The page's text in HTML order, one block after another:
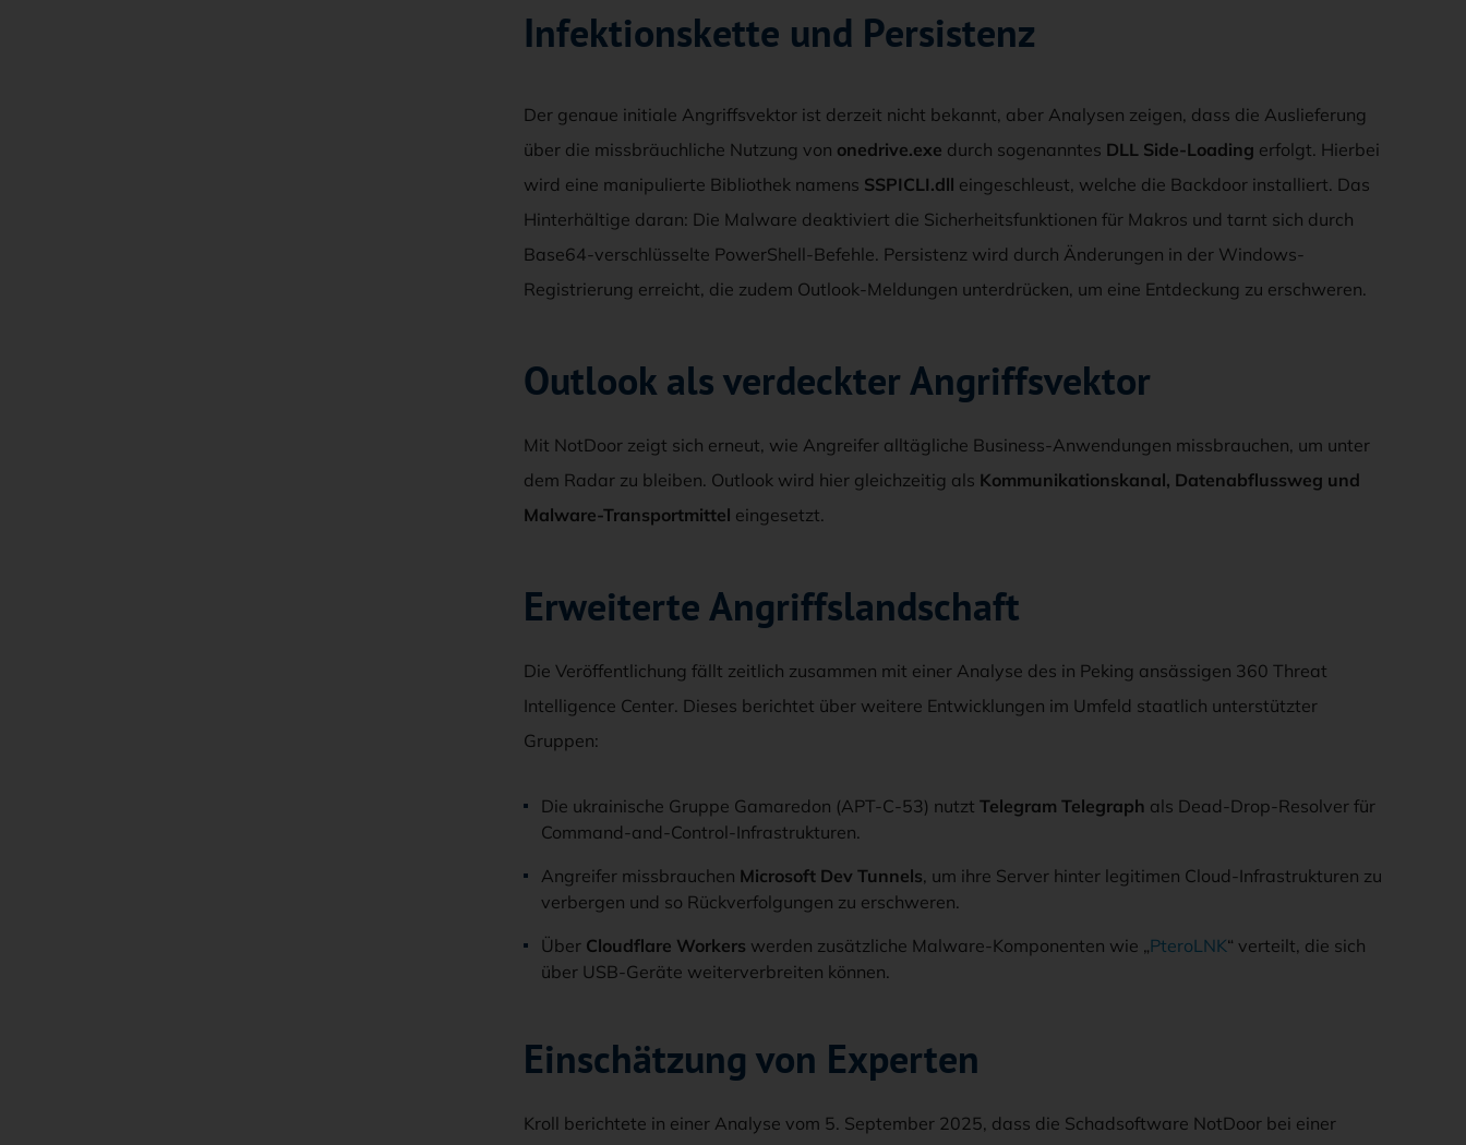
Infektionskette und Persistenz
Der genaue initiale Angriffsvektor ist derzeit nicht bekannt, aber Analysen zeigen, dass die Auslieferung
über die missbräuchliche Nutzung von onedrive.exe durch sogenanntes DLL Side-Loading erfolgt. Hierbei
wird eine manipulierte Bibliothek namens SSPICLI.dll eingeschleust, welche die Backdoor installiert. Das
Hinterhältige daran: Die Malware deaktiviert die Sicherheitsfunktionen für Makros und tarnt sich durch
Base64-verschlüsselte PowerShell-Befehle. Persistenz wird durch Änderungen in der Windows-
Registrierung erreicht, die zudem Outlook-Meldungen unterdrücken, um eine Entdeckung zu erschweren.
Outlook als verdeckter Angriffsvektor
Mit NotDoor zeigt sich erneut, wie Angreifer alltägliche Business-Anwendungen missbrauchen, um unter
dem Radar zu bleiben. Outlook wird hier gleichzeitig als Kommunikationskanal, Datenabflussweg und
Malware-Transportmittel eingesetzt.
Erweiterte Angriffslandschaft
Die Veröffentlichung fällt zeitlich zusammen mit einer Analyse des in Peking ansässigen 360 Threat
Intelligence Center. Dieses berichtet über weitere Entwicklungen im Umfeld staatlich unterstützter
Gruppen:
Die ukrainische Gruppe Gamaredon (APT-C-53) nutzt Telegram Telegraph als Dead-Drop-Resolver für
Command-and-Control-Infrastrukturen.
Angreifer missbrauchen Microsoft Dev Tunnels, um ihre Server hinter legitimen Cloud-Infrastrukturen zu
verbergen und so Rückverfolgungen zu erschweren.
Über Cloudflare Workers werden zusätzliche Malware-Komponenten wie „PteroLNK“ verteilt, die sich
über USB-Geräte weiterverbreiten können.
Einschätzung von Experten
Kroll berichtete in einer Analyse vom 5. September 2025, dass die Schadsoftware NotDoor bei einer